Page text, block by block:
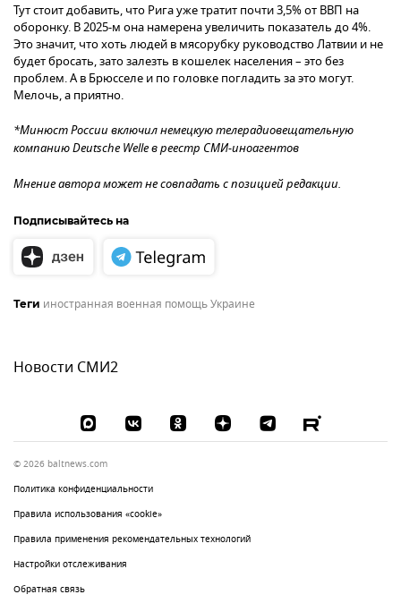
Тут стоит добавить, что Рига уже тратит почти 3,5% от ВВП на
оборонку. В 2025-м она намерена увеличить показатель до 4%.
Это значит, что хоть людей в мясорубку руководство Латвии и не
будет бросать, зато залезть в кошелек населения – это без
проблем. А в Брюсселе и по головке погладить за это могут.
Мелочь, а приятно.
*Минюст России включил немецкую телерадиовещательную
компанию Deutsche Welle в реестр СМИ-иноагентов
Мнение автора может не совпадать с позицией редакции.
Подписывайтесь на
Теги иностранная военная помощь Украине
Новости СМИ2
© 2026 baltnews.com
Политика конфиденциальности
Правила использования «cookie»
Правила применения рекомендательных технологий
Настройки отслеживания
Обратная связь